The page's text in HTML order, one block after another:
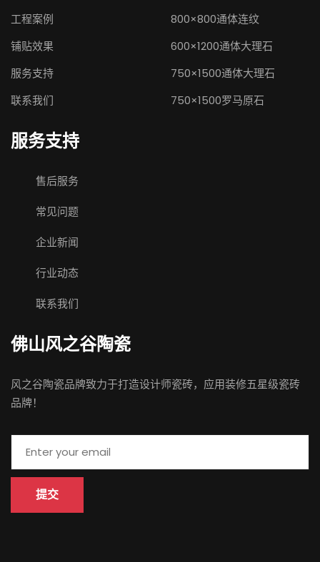
工程案例
铺贴效果
服务支持
联系我们
800×800通体连纹
600×1200通体大理石
750×1500通体大理石
750×1500罗马原石
服务支持
售后服务
常见问题
企业新闻
行业动态
联系我们
佛山 风之谷陶瓷
风之谷陶瓷品牌致力于打造设计师瓷砖，应用装修五星级瓷砖
品牌！
提交